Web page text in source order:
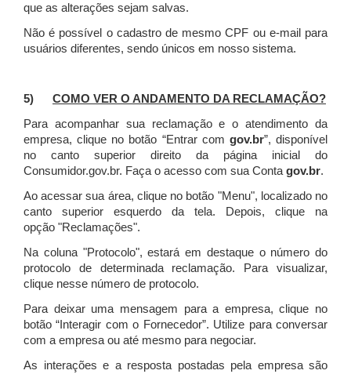
que as alterações sejam salvas.
Não é possível o cadastro de mesmo CPF ou e-mail para
usuários diferentes, sendo únicos em nosso sistema.
5) COMO VER O ANDAMENTO DA RECLAMAÇÃO?
Para acompanhar sua reclamação e o atendimento da
empresa, clique no botão “Entrar com gov.br”, disponível
no canto superior direito da página inicial do
Consumidor.gov.br. Faça o acesso com sua Contagov.br.
Ao acessar sua área, clique no botão "Menu", localizado no
canto superior esquerdo da tela. Depois, clique na
opção "Reclamações".
Na coluna "Protocolo", estará em destaque o número do
protocolo de determinada reclamação. Para visualizar,
clique nesse número de protocolo.
Para deixar uma mensagem para a empresa, clique no
botão “Interagir com o Fornecedor”. Utilize para conversar
com a empresa ou até mesmo para negociar.
As interações e a resposta postadas pela empresa são